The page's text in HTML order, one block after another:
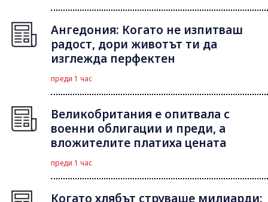
Ангедония: Когато не изпитваш
радост, дори животът ти да
изглежда перфектен
преди 1 час
Великобритания е опитвала с
военни облигации и преди, а
вложителите платиха цената
преди 1 час
Когато хлябът струваше милиарди: